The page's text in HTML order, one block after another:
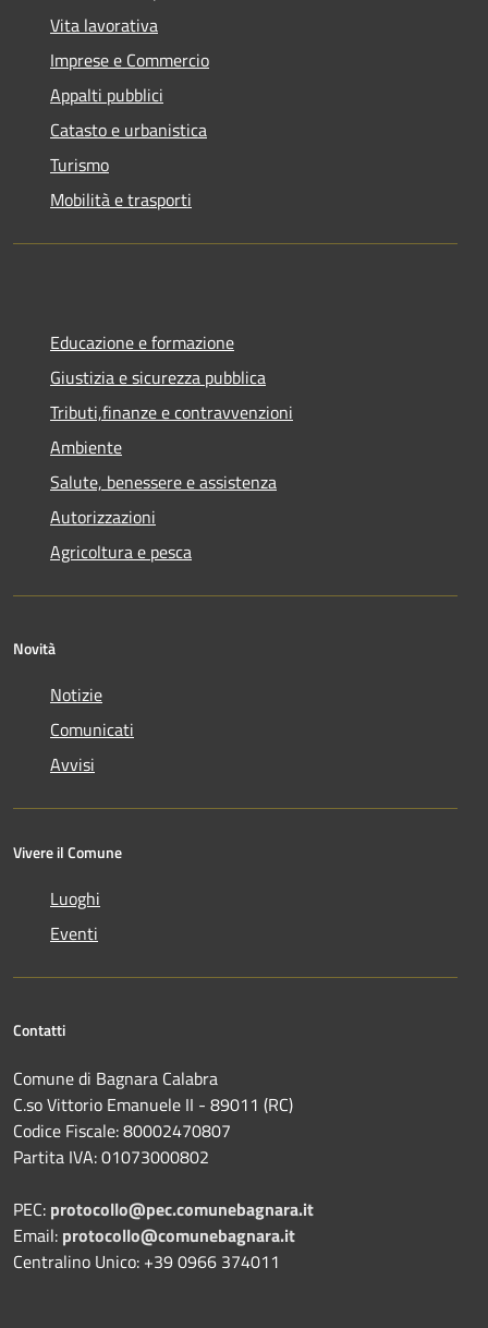
Vita lavorativa
Imprese e Commercio
Appalti pubblici
Catasto e urbanistica
Turismo
Mobilità e trasporti
Educazione e formazione
Giustizia e sicurezza pubblica
Tributi,finanze e contravvenzioni
Ambiente
Salute, benessere e assistenza
Autorizzazioni
Agricoltura e pesca
Novità
Notizie
Comunicati
Avvisi
Vivere il Comune
Luoghi
Eventi
Contatti
Comune di Bagnara Calabra
C.so Vittorio Emanuele II - 89011 (RC)
Codice Fiscale:80002470807
Partita IVA:01073000802
PEC: protocollo@pec.comunebagnara.it
Email: protocollo@comunebagnara.it
Centralino Unico: +39 0966 374011